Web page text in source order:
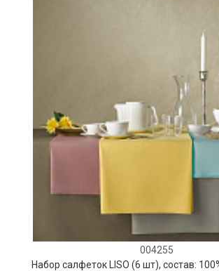
004255
Набор салфеток LISO (6 шт), состав: